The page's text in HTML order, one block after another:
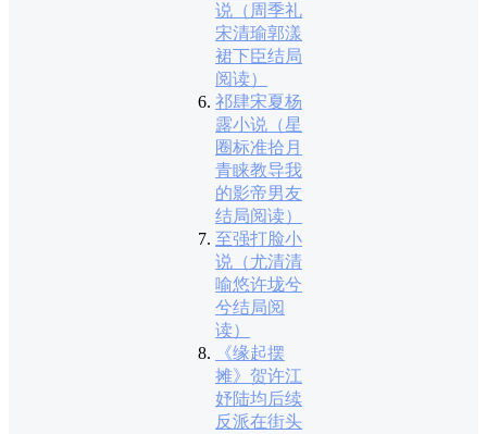
说（周季礼
宋清瑜郭漾
裙下臣结局
阅读）
祁肆宋夏杨
露小说（星
圈标准拾月
青睐教导我
的影帝男友
结局阅读）
至强打脸小
说（尤清清
喻悠许垅兮
兮结局阅
读）
《缘起摆
摊》贺许江
妤陆均后续
反派在街头